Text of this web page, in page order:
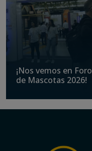
¡Nos vemos en Foro
de Mascotas 2026!